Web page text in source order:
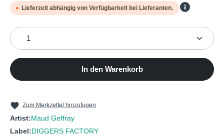
Lieferzeit abhängig von Verfügbarkeit bei Lieferanten.
Produkt Anzahl: Gib den gewünschten Wert ein
In den Warenkorb
Zum Merkzettel hinzufügen
Artist:Maud Geffray
Label:DIGGERS FACTORY